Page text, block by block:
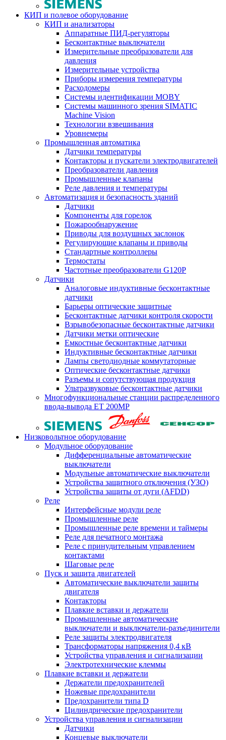
КИП и полевое оборудование
КИП и анализаторы
Аппаратные ПИД-регуляторы
Бесконтактные выключатели
Измерительные преобразователи для
давления
Измерительные устройства
Приборы измерения температуры
Расходомеры
Системы идентификации MOBY
Системы машинного зрения SIMATIC
Machine Vision
Технологии взвешивания
Уровнемеры
Промышленная автоматика
Датчики температуры
Контакторы и пускатели электродвигателей
Преобразователи давления
Промышленные клапаны
Реле давления и температуры
Автоматизация и безопасность зданий
Датчики
Компоненты для горелок
Пожарообнаружение
Приводы для воздушных заслонок
Регулирующие клапаны и приводы
Стандартные контроллеры
Термостаты
Частотные преобразователи G120P
Датчики
Аналоговые индуктивные бесконтактные
датчики
Барьеры оптические защитные
Бесконтактные датчики контроля скорости
Взрывобезопасные бесконтактные датчики
Датчики метки оптические
Емкостные бесконтактные датчики
Индуктивные бесконтактные датчики
Лампы светодиодные коммутаторные
Оптические бесконтактные датчики
Разъемы и сопутствующая продукция
Ультразвуковые бесконтактные датчики
Многофункциональные станции распределенного
ввода-вывода ET 200MP
Низковольтное оборудование
Модульное оборудование
Дифференциальные автоматические
выключатели
Модульные автоматические выключатели
Устройства защитного отключения (УЗО)
Устройства защиты от дуги (AFDD)
Реле
Интерфейсные модули реле
Промышленные реле
Промышленные реле времени и таймеры
Реле для печатного монтажа
Реле с принудительным управлением
контактами
Шаговые реле
Пуск и защита двигателей
Автоматические выключатели защиты
двигателя
Контакторы
Плавкие вставки и держатели
Промышленные автоматические
выключатели и выключатели-разъединители
Реле защиты электродвигателя
Трансформаторы напряжения 0,4 кВ
Устройства управления и сигнализации
Электротехнические клеммы
Плавкие вставки и держатели
Держатели предохранителей
Ножевые предохранители
Предохранители типа D
Цилиндрические предохранители
Устройства управления и сигнализации
Датчики
Концевые выключатели